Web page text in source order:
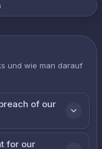
und wie man darauf
of our
for our